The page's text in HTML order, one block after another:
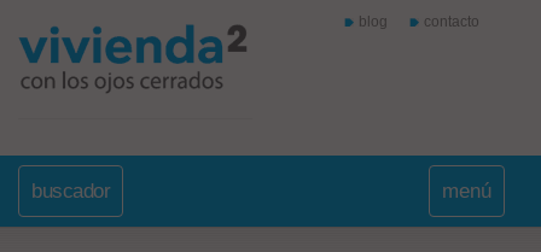
blog contacto
buscador menú